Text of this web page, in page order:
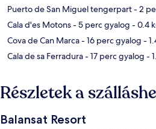
Puerto de San Miguel tengerpart- 2
Cala d'es Motons- 5 perc gyalog - 0.4
Cova de Can Marca- 16 perc gyalog -
Cala de sa Ferradura- 17 perc gyalog -
Részletek a
Balansat Resort